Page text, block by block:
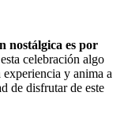
nostálgica es por
celebración algo
y anima a
de disfrutar de este